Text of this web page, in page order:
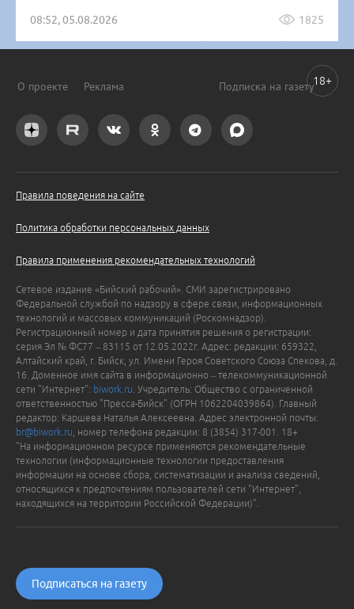
08:52, 05.08.2026 1825
О проекте Реклама Подписка на газету
Правила поведения на сайте
Политика обработки персональных данных
Правила применения рекомендательных технологий
Сетевое издание «Бийский рабочий». СМИ зарегистрировано
Федеральной службой по надзору в сфере связи, информационных
технологий и массовых коммуникаций (Роскомнадзор).
Регистрационный номер и дата принятия решения о регистрации:
серия Эл № ФС77 – 83115 от 12.05.2022г. Адрес: редакции: 659322,
Алтайский край, г. Бийск, ул. Имени Героя Советского Союза Спекова, д.
16. Доменное имя сайта в информационно – телекоммуникационной
сети "Интернет": biwork.ru . Учредитель: Общество с ограниченной
ответственностью "Пресса-Бийск" (ОГРН 1062204039864). Главный
редактор: Каршева Наталья Алексеевна. Адрес электронной почты:
br@biwork.ru , номер телефона редакции: 8 (3854) 317-001. 18+
"На информационном ресурсе применяются рекомендательные
технологии (информационные технологии предоставления
информации на основе сбора, систематизации и анализа сведений,
относящихся к предпочтениям пользователей сети "Интернет",
находящихся на территории Российской Федерации)".
Подписаться на газету
18+